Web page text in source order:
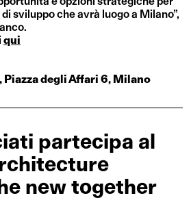
sviluppo che avrà luogo a Milano”,
qui
Piazza degli Affari 6, Milano
partecipa al
new together